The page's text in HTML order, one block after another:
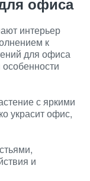
интерьер
к
для офиса
с яркими
украсит офис,
и